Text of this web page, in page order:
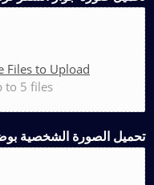
Files to Upload
to 5 files.
تحميل الصورة الشخصية